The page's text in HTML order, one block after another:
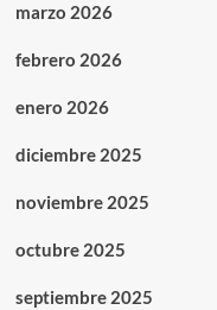
marzo 2026
febrero 2026
enero 2026
diciembre 2025
noviembre 2025
octubre 2025
septiembre 2025